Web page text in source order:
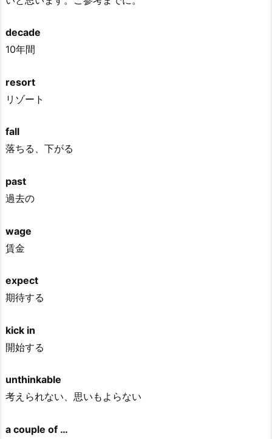
decade
10年間
resort
リゾート
fall
落ちる、下がる
past
過去の
wage
賃金
expect
期待する
kick in
開始する
unthinkable
考えられない、思いもよらない
a couple of …